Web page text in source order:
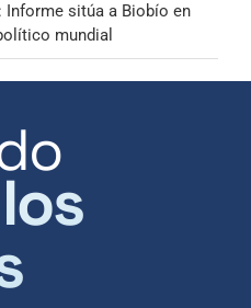
Informe sitúa a Biobío en
mundial